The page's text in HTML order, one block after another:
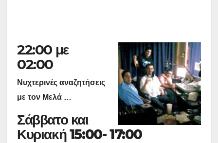
22:00 με
02:00
Νυχτερινές αναζητήσεις
με τον Μελά …
Σάββατο και
Κυριακή 15:00- 17:00